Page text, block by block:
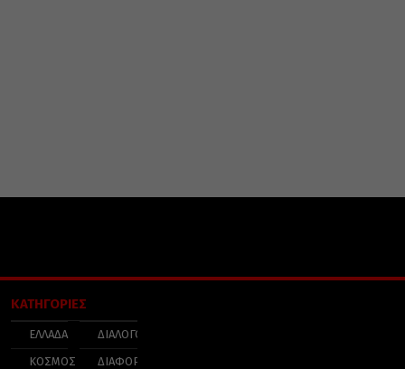
ΚΑΤΗΓΟΡΙΕΣ
ΕΛΛΑΔΑ
ΚΟΣΜΟΣ
ΔΙΑΛΟΓΟΣ
ΔΙΑΦΟΡΑ